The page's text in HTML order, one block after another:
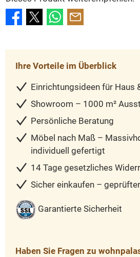
Ihre Vorteile im Überblick
Einrichtungsideen für Haus
Showroom – 1000 m²
Persönliche Beratung
Möbel nach Maß –
individuell gefertigt
14 Tage gesetzliches
Sicher einkaufen –
Garantierte Sicherheit
Haben Sie Fragen zu